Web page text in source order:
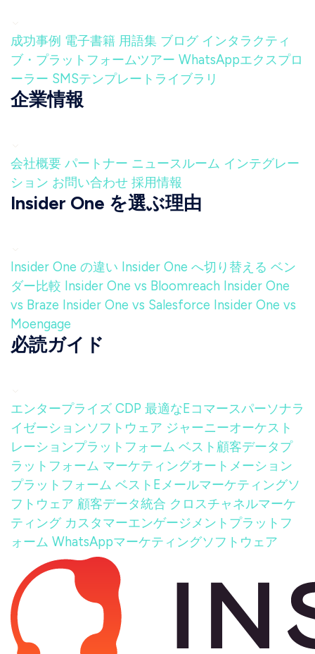
成功事例 電子書籍 用語集 ブログ インタラクティ
ブ・プラットフォームツアー WhatsAppエクスプロ
ーラー SMSテンプレートライブラリ
企業情報
会社概要 パートナー ニュースルーム インテグレー
ション お問い合わせ 採用情報
Insider One を選ぶ理由
Insider One の違い Insider One へ切り替える ベン
ダー比較 Insider One vs Bloomreach Insider One
vs Braze Insider One vs Salesforce Insider One vs
Moengage
必読ガイド
エンタープライズ CDP 最適なEコマースパーソナラ
イゼーションソフトウェア ジャーニーオーケスト
レーションプラットフォーム ベスト顧客データプ
ラットフォーム マーケティングオートメーション
プラットフォーム ベストEメールマーケティングソ
フトウェア 顧客データ統合 クロスチャネルマーケ
ティング カスタマーエンゲージメントプラットフ
ォーム WhatsAppマーケティングソフトウェア